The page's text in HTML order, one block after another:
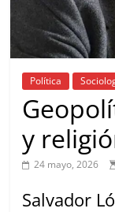
Política
y
24 mayo, 2026
Salvador